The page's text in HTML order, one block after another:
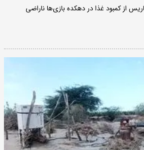
از کمبود غذا در دهکده بازی‌ها ناراضی